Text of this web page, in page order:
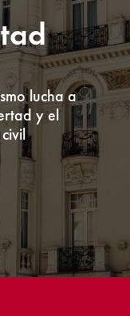
lucha a
y el